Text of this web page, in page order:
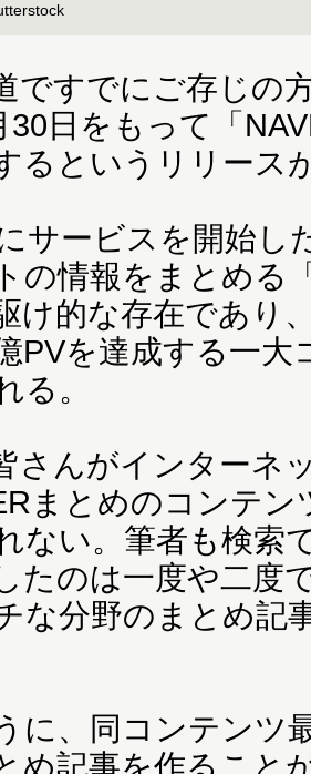
ですでにご存じの
30日をもって「
るというリリース
サービスを開始し
の情報をまとめる
け的な存在であり
PVを達成する一
る。
さんがインターネ
まとめのコンテ
ない。筆者も検索
たのは一度や二度
な分野のまとめ記
に、同コンテンツ
め記事を作ること